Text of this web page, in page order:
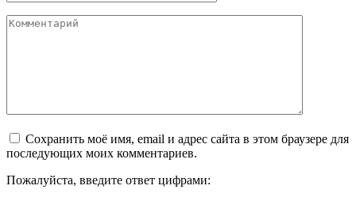
Комментарий
Сохранить моё имя, email и адрес сайта в этом браузере для
последующих моих комментариев.
Пожалуйста, введите ответ цифрами: